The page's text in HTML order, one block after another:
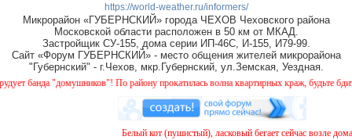
https://world-weather.ru/informers/
Микрорайон «ГУБЕРНСКИЙ» города ЧЕХОВ Чеховского района
Московской области расположен в 50 км от МКАД.
Застройщик СУ-155, дома серии ИП-46С, И-155, И79-99.
Сайт «Форум ГУБЕРНСКИЙ» - место общения жителей микрорайона
"Губернский" - г.Чехов, мкр.Губернский, ул.Земская, Уездная.
"домушников"! По району прокатилась волна квартирных краж, будьте
Белый кот (пушистый), ласковый бегает сейчас возле